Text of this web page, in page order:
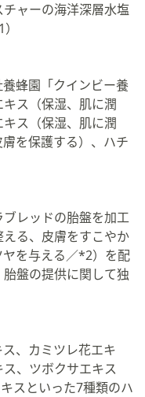
ャーの海洋深層水塩
蜂園「クインビー養
ス（保湿、肌に潤
ス（保湿、肌に潤
を保護する）、ハチ
レッドの胎盤を加工
る、皮膚をすこやか
を与える／*2）を配
盤の提供に関して独
、カミツレ花エキ
、ツボクサエキス
スといった7種類のハ